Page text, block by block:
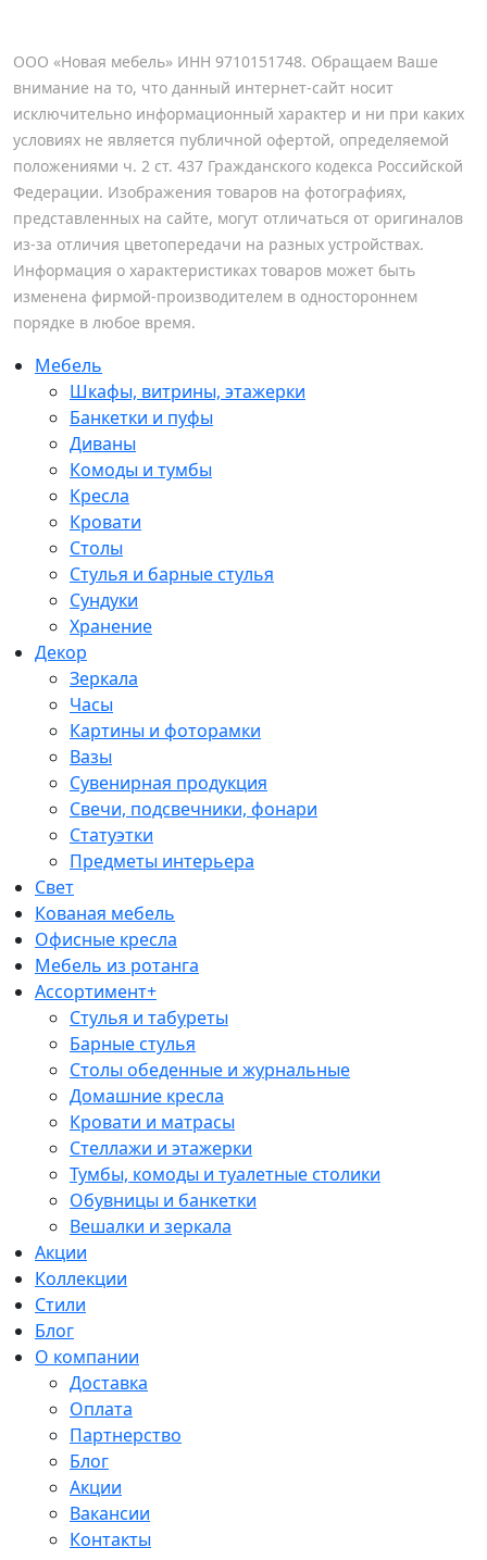
ООО «Новая мебель» ИНН 9710151748. Обращаем Ваше
внимание на то, что данный интернет-сайт носит
исключительно информационный характер и ни при каких
условиях не является публичной офертой, определяемой
положениями ч. 2 ст. 437 Гражданского кодекса Российской
Федерации. Изображения товаров на фотографиях,
представленных на сайте, могут отличаться от оригиналов
из-за отличия цветопередачи на разных устройствах.
Информация о характеристиках товаров может быть
изменена фирмой-производителем в одностороннем
порядке в любое время.
Мебель
Шкафы, витрины, этажерки
Банкетки и пуфы
Диваны
Комоды и тумбы
Кресла
Кровати
Столы
Стулья и барные стулья
Сундуки
Хранение
Декор
Зеркала
Часы
Картины и фоторамки
Вазы
Сувенирная продукция
Свечи, подсвечники, фонари
Статуэтки
Предметы интерьера
Свет
Кованая мебель
Офисные кресла
Мебель из ротанга
Ассортимент+
Стулья и табуреты
Барные стулья
Столы обеденные и журнальные
Домашние кресла
Кровати и матрасы
Стеллажи и этажерки
Тумбы, комоды и туалетные столики
Обувницы и банкетки
Вешалки и зеркала
Акции
Коллекции
Стили
Блог
О компании
Доставка
Оплата
Партнерство
Блог
Акции
Вакансии
Контакты